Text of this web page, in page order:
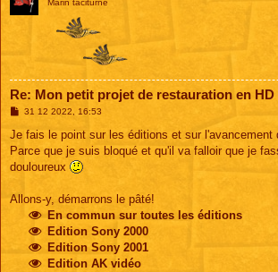
Re: Mon petit projet de restauration en HD
M
s
a
g
31 12 2022, 16:53
Je fais le point sur les éditions et sur l'avancement
Parce que je suis bloqué et qu'il va falloir que je
douloureux
Allons-y, démarrons le pâté!
En commun sur toutes les éditions
Edition Sony 2000
Edition Sony 2001
Edition AK vidéo